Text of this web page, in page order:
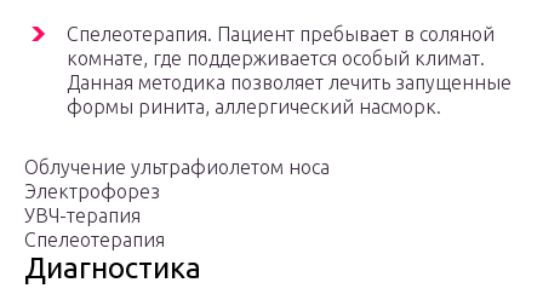
Спелеотерапия. Пациент пребывает в соляной
комнате, где поддерживается особый климат.
Данная методика позволяет лечить запущенные
формы ринита, аллергический насморк.
Облучение ультрафиолетом носа
Электрофорез
УВЧ-терапия
Спелеотерапия
Диагностика